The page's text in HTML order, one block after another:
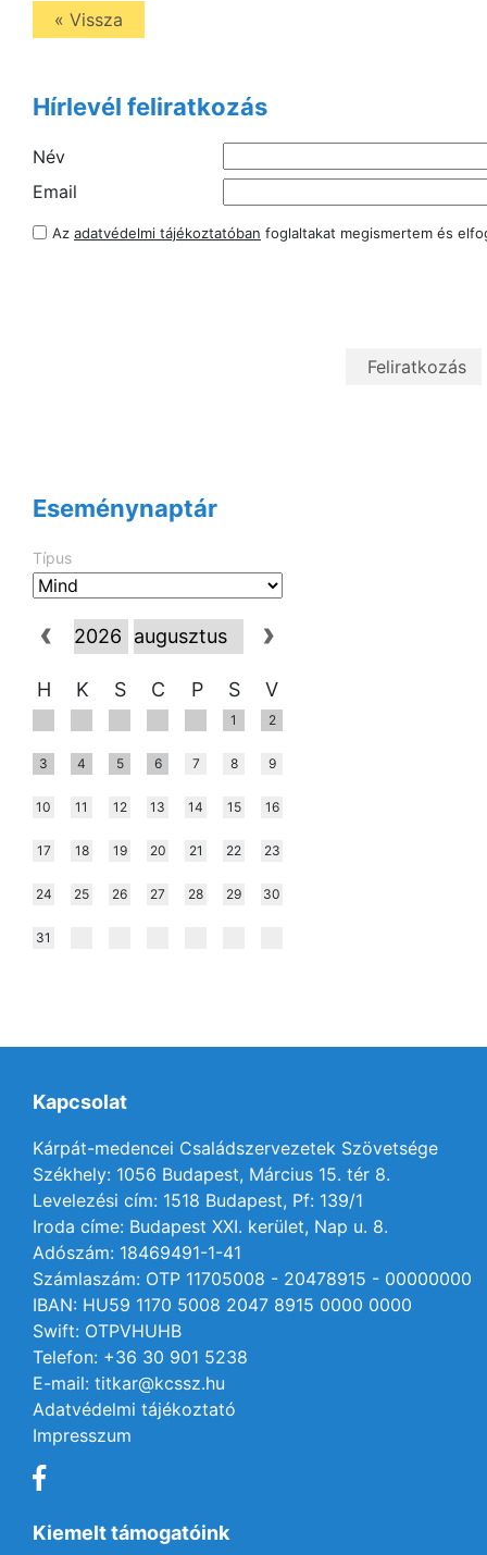
« Vissza
Hírlevél feliratkozás
Név
Email
Az adatvédelmi tájékoztatóban foglaltakat megismertem és
Eseménynaptár
Típus
H K S C P S V
1 2
3 4 5 6 7 8 9
10 11 12 13 14 15 16
17 18 19 20 21 22 23
24 25 26 27 28 29 30
31
Kapcsolat
Kárpát-medencei Családszervezetek Szövetsége
Székhely: 1056 Budapest, Március 15. tér 8.
Levelezési cím: 1518 Budapest, Pf: 139/1
Iroda címe: Budapest XXI. kerület, Nap u. 8.
Adószám: 18469491-1-41
Számlaszám: OTP 11705008 - 20478915 - 00000000
IBAN: HU59 1170 5008 2047 8915 0000 0000
Swift: OTPVHUHB
Telefon: +36 30 901 5238
E-mail: titkar@kcssz.hu
Adatvédelmi tájékoztató
Impresszum
Kiemelt támogatóink